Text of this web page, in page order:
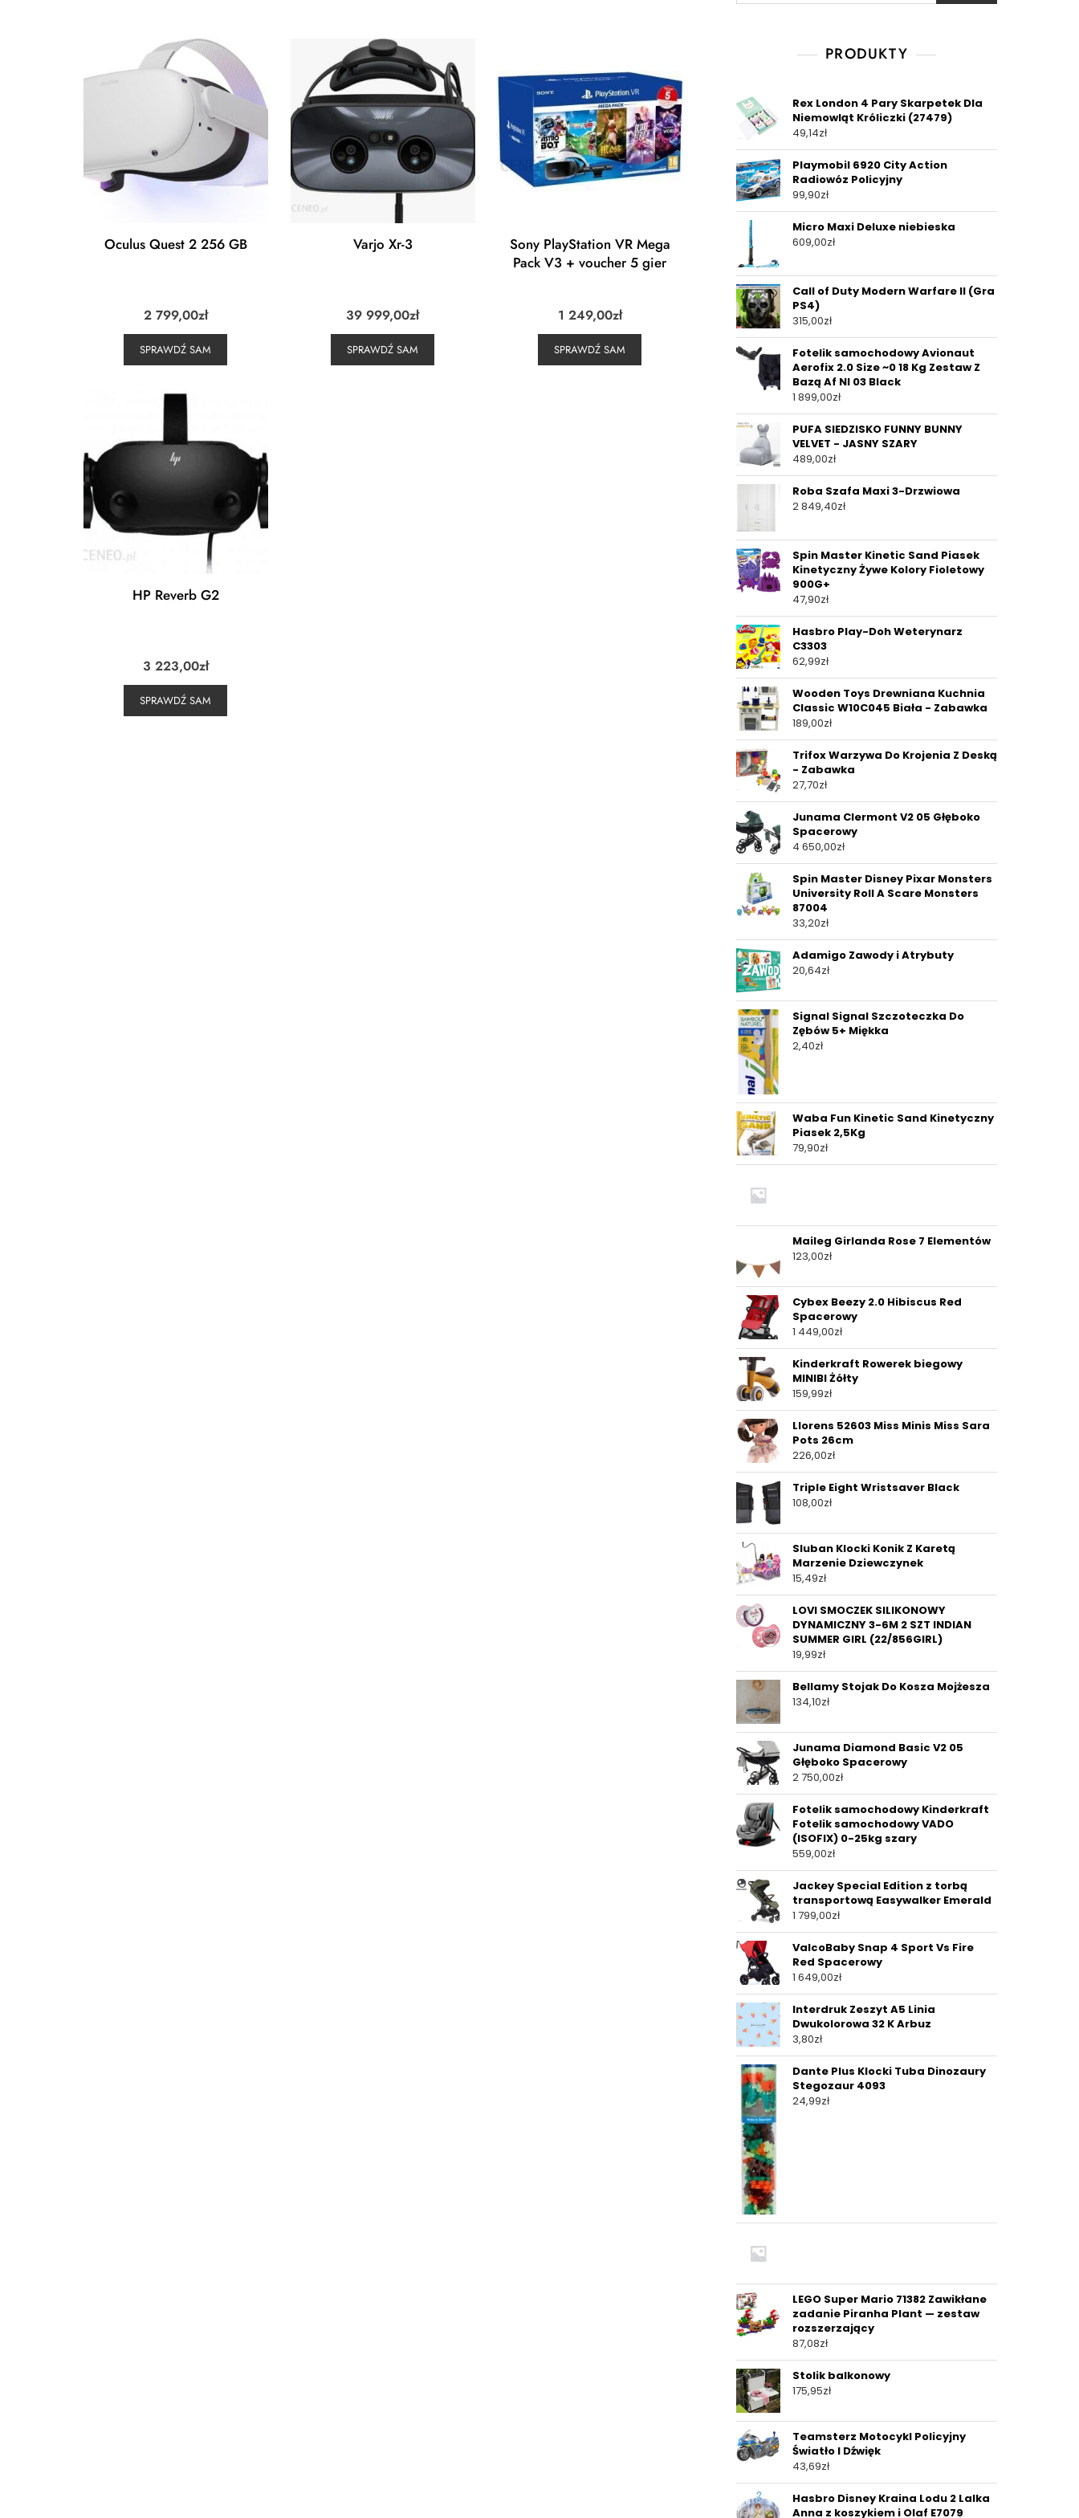
Oculus Quest 2 256 GB
2 799,00zł
SPRAWDŹ SAM
Varjo Xr-3
39 999,00zł
SPRAWDŹ SAM
Sony PlayStation VR Mega
Pack V3 + voucher 5 gier
1 249,00zł
SPRAWDŹ SAM
HP Reverb G2
3 223,00zł
SPRAWDŹ SAM
PRODUKTY
Rex London 4 Pary Skarpetek Dla
Niemowląt Króliczki (27479)
49,14zł
Playmobil 6920 City Action
Radiowóz Policyjny
99,90zł
Micro Maxi Deluxe niebieska
609,00zł
Call of Duty Modern Warfare II (Gra
PS4)
315,00zł
Fotelik samochodowy Avionaut
Aerofix 2.0 Size ~0 18 Kg Zestaw Z
Bazą Af Nl 03 Black
1 899,00zł
PUFA SIEDZISKO FUNNY BUNNY
VELVET - JASNY SZARY
489,00zł
Roba Szafa Maxi 3-Drzwiowa
2 849,40zł
Spin Master Kinetic Sand Piasek
Kinetyczny Żywe Kolory Fioletowy
900G+
47,90zł
Hasbro Play-Doh Weterynarz
C3303
62,99zł
Wooden Toys Drewniana Kuchnia
Classic W10C045 Biała - Zabawka
189,00zł
Trifox Warzywa Do Krojenia Z Deską
- Zabawka
27,70zł
Junama Clermont V2 05 Głęboko
Spacerowy
4 650,00zł
Spin Master Disney Pixar Monsters
University Roll A Scare Monsters
87004
33,20zł
Adamigo Zawody i Atrybuty
20,64zł
Signal Signal Szczoteczka Do
Zębów 5+ Miękka
2,40zł
Waba Fun Kinetic Sand Kinetyczny
Piasek 2,5Kg
79,90zł
Maileg Girlanda Rose 7 Elementów
123,00zł
Cybex Beezy 2.0 Hibiscus Red
Spacerowy
1 449,00zł
Kinderkraft Rowerek biegowy
MINIBI Żółty
159,99zł
Llorens 52603 Miss Minis Miss Sara
Pots 26cm
226,00zł
Triple Eight Wristsaver Black
108,00zł
Sluban Klocki Konik Z Karetą
Marzenie Dziewczynek
15,49zł
LOVI SMOCZEK SILIKONOWY
DYNAMICZNY 3-6M 2 SZT INDIAN
SUMMER GIRL (22/856GIRL)
19,99zł
Bellamy Stojak Do Kosza Mojżesza
134,10zł
Junama Diamond Basic V2 05
Głęboko Spacerowy
2 750,00zł
Fotelik samochodowy Kinderkraft
Fotelik samochodowy VADO
(ISOFIX) 0-25kg szary
559,00zł
Jackey Special Edition z torbą
transportową Easywalker Emerald
1 799,00zł
ValcoBaby Snap 4 Sport Vs Fire
Red Spacerowy
1 649,00zł
Interdruk Zeszyt A5 Linia
Dwukolorowa 32 K Arbuz
3,80zł
Dante Plus Klocki Tuba Dinozaury
Stegozaur 4093
24,99zł
LEGO Super Mario 71382 Zawikłane
zadanie Piranha Plant — zestaw
rozszerzający
87,08zł
Stolik balkonowy
175,95zł
Teamsterz Motocykl Policyjny
Światło I Dźwięk
43,69zł
Hasbro Disney Kraina Lodu 2 Lalka
Anna z koszykiem i Olaf E7079